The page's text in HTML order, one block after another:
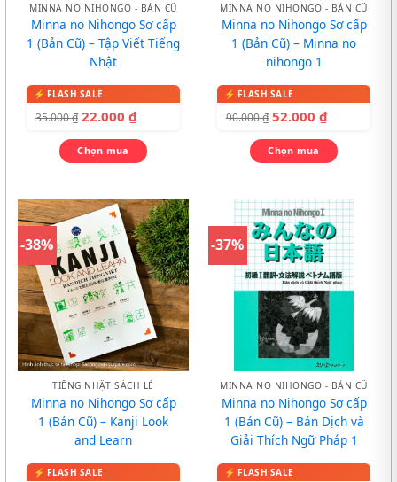
MINNA NO NIHONGO - BẢN CŨ
Minna no Nihongo Sơ cấp
1 (Bản Cũ) – Tập Viết Tiếng
Nhật
35.000₫ 22.000 ₫
Chọn mua
MINNA NO NIHONGO - BẢN CŨ
Minna no Nihongo Sơ cấp
1 (Bản Cũ) – Minna no
nihongo 1
90.000₫ 52.000 ₫
Chọn mua
-38%
TIẾNG NHẬT SÁCH LẺ
Minna no Nihongo Sơ cấp
1 (Bản Cũ) – Kanji Look
and Learn
-37%
MINNA NO NIHONGO - BẢN CŨ
Minna no Nihongo Sơ cấp
1 (Bản Cũ) – Bản Dịch và
Giải Thích Ngữ Pháp 1